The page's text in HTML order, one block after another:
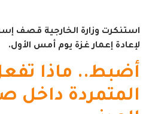
استنكرت وزارة الخارجية قصف
لإعادة إعمار غزة يوم أمس الأول.
أضبط.. ماذا
المتمردة داخل